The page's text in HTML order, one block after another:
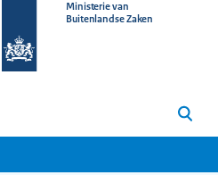
Ministerie van
Buitenlandse Zaken
Zoeken